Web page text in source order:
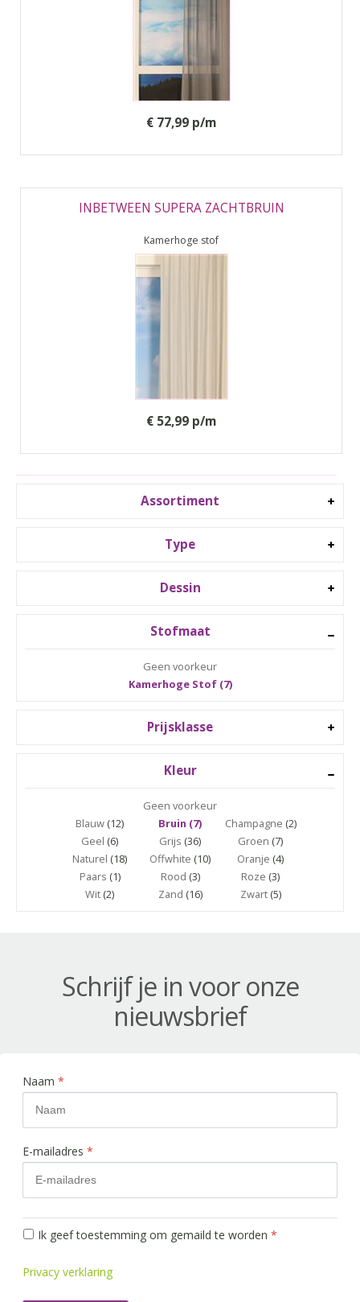
Assortiment
Type
Dessin
Stofmaat
Geen voorkeur
Kamerhoge Stof (7)
Prijsklasse
Kleur
Geen voorkeur
Blauw (12) Bruin (7) Champagne (2)
Geel (6) Grijs (36) Groen (7)
Naturel (18) Offwhite (10) Oranje (4)
Paars (1) Rood (3) Roze (3)
Wit (2) Zand (16) Zwart(5)
€ 77,99 p/m
INBETWEEN SUPERA ZACHTBRUIN
Kamerhoge stof
€ 52,99 p/m
Schrijf je in voor onze
nieuwsbrief
Naam *
E-mailadres *
Ik geef toestemming om gemaild te worden *
Privacy verklaring